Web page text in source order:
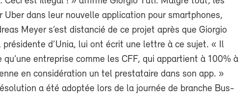
Uber dans leur nouvelle application pour smartphones,
Meyer s’est distancié de ce projet après que Giorgio
présidente d’Unia, lui ont écrit une lettre à ce sujet. « Il
qu’une entreprise comme les CFF, qui appartient à 100% à
en considération un tel prestataire dans son app. »
a été adoptée lors de la journée de branche Bus-